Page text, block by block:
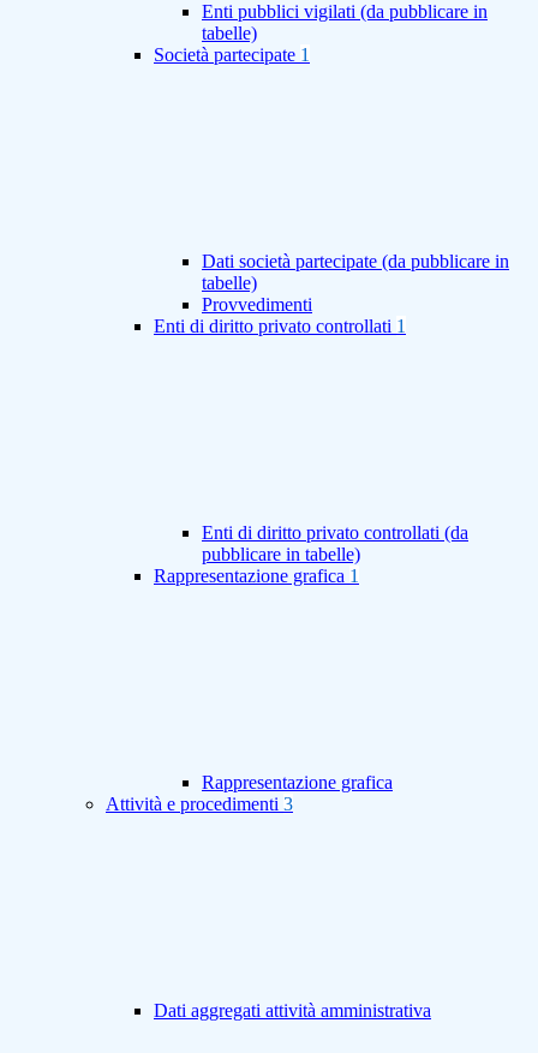
Enti pubblici vigilati (da pubblicare in
tabelle)
Società partecipate 1
Dati società partecipate (da pubblicare in
tabelle)
Provvedimenti
Enti di diritto privato controllati 1
Enti di diritto privato controllati (da
pubblicare in tabelle)
Rappresentazione grafica 1
Rappresentazione grafica
Attività e procedimenti 3
Dati aggregati attività amministrativa